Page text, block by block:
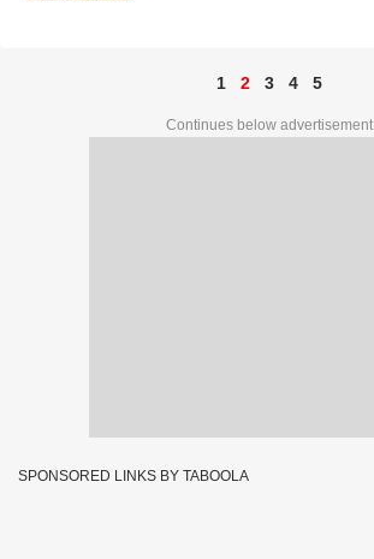
1 2 3 4 5
Continues below advertisement
SPONSORED LINKS BY TABOOLA